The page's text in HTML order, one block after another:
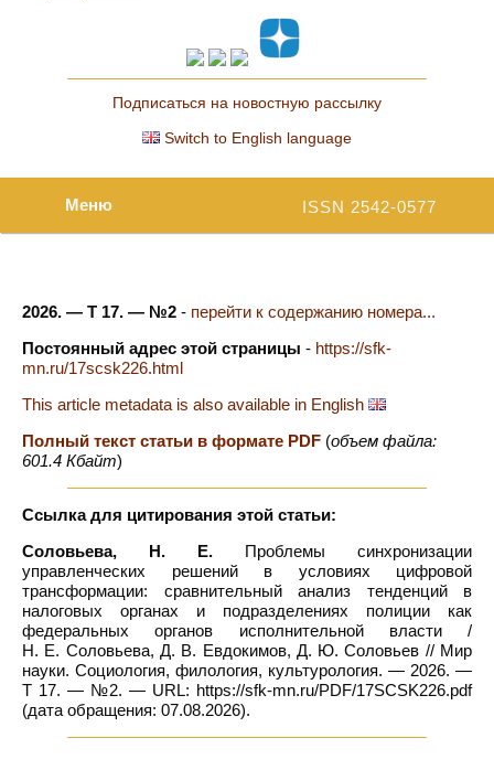
Подписаться на новостную рассылку
Switch to English language
ISSN 2542-0577
Меню
2026. — Т 17. — №2 - перейти к содержанию номера...
Постоянный адрес этой страницы - https://sfk-
mn.ru/17scsk226.html
This article metadata is also available in English
Полный текст статьи в формате PDF (объем файла:
601.4 Кбайт)
Ссылка для цитирования этой статьи:
Соловьева, Н. Е. Проблемы синхронизации
управленческих решений в условиях цифровой
трансформации: сравнительный анализ тенденций в
налоговых органах и подразделениях полиции как
федеральных органов исполнительной власти /
Н. Е. Соловьева, Д. В. Евдокимов, Д. Ю. Соловьев // Мир
науки. Социология, филология, культурология. — 2026. —
Т 17. — №2. — URL: https://sfk-mn.ru/PDF/17SCSK226.pdf
(дата обращения: 07.08.2026).